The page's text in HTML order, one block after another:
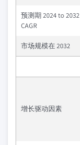
预测期 2024 to 2032
CAGR
市场规模在 2032
增长驱动因素